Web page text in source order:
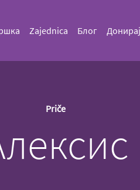
Zajednica Блог
Priče